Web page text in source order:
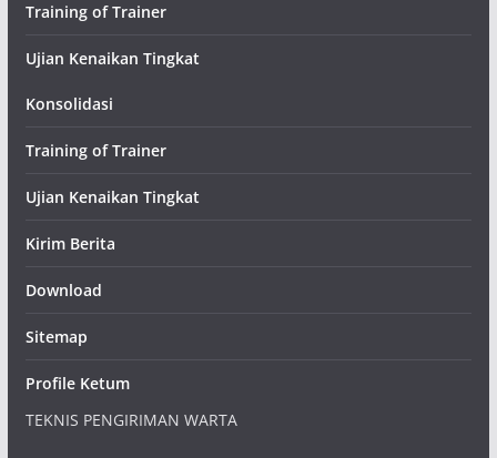
Training of Trainer
Ujian Kenaikan Tingkat
Konsolidasi
Training of Trainer
Ujian Kenaikan Tingkat
Kirim Berita
Download
Sitemap
Profile Ketum
TEKNIS PENGIRIMAN WARTA